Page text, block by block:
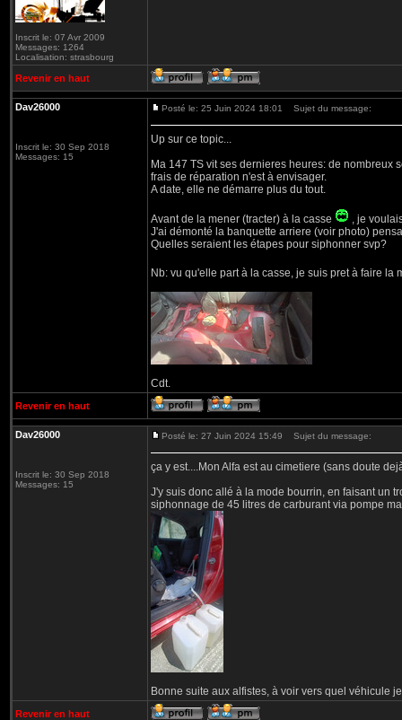
Inscrit le: 07 Avr 2009
Messages: 1264
Localisation: strasbourg
Revenir en haut
Dav26000
Inscrit le: 30 Sep 2018
Messages: 15
Posté le: 25 Juin 2024 18:01 Sujet du message:
Up sur ce topic...
Ma 147 TS vit ses dernieres heures: de nombreux
frais de réparation n'est à envisager.
A date, elle ne démarre plus du tout.
Avant de la mener (tracter) à la casse
, je
J'ai démonté la banquette arriere (voir photo)
Quelles seraient les étapes pour siphonner svp?
Nb: vu qu'elle part à la casse, je suis pret à faire
Cdt.
Revenir en haut
Dav26000
Inscrit le: 30 Sep 2018
Messages: 15
Posté le: 27 Juin 2024 15:49 Sujet du message:
ça y est....Mon Alfa est au cimetiere (sans doute
J'y suis donc allé à la mode bourrin, en faisant un
siphonnage de 45 litres de carburant via pompe
Bonne suite aux alfistes, à voir vers quel véhicule
Revenir en haut